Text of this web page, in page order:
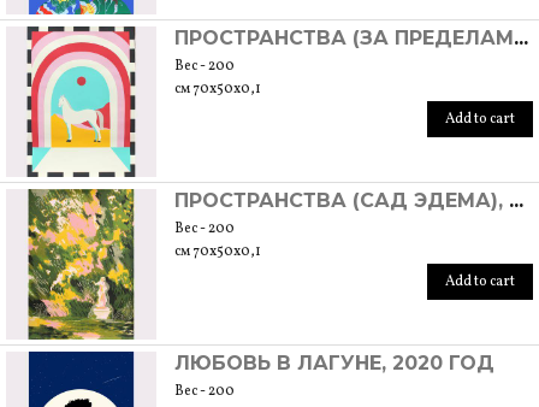
ПРОСТРАНСТВА (ЗА ПРЕДЕЛАМИ КОСМОСА), 2020
Вес - 200
см 70x50x0,1
Add to cart
ПРОСТРАНСТВА (САД ЭДЕМА), 2020
Вес - 200
см 70x50x0,1
Add to cart
ЛЮБОВЬ В ЛАГУНЕ, 2020 ГОД
Вес - 200